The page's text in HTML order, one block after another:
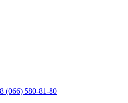
(066) 580-81-80